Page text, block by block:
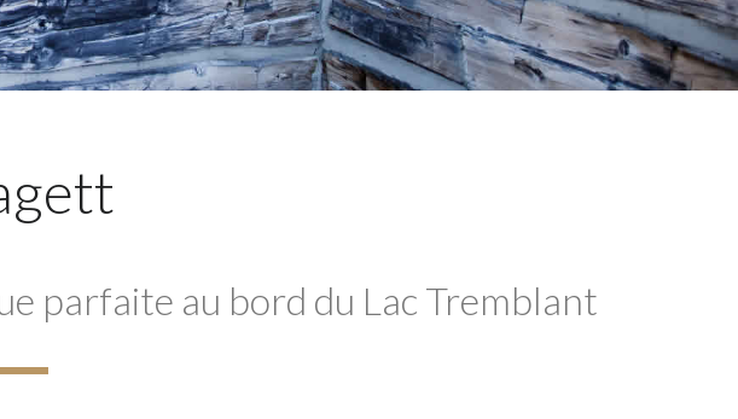
parfaite au bord du Lac Tremblant